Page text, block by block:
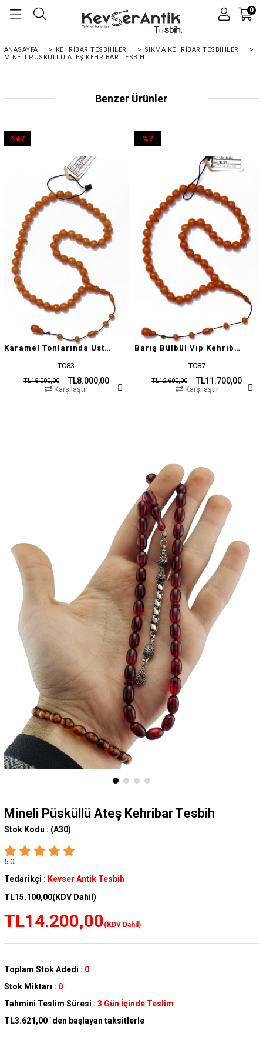
0
ANASAYFA > KEHRIBAR TESBIHLER > SIKMA KEHRİBAR TESBİHLER
>
MINELI PÜSKÜLLÜ ATEŞ KEHRIBAR TESBIH
Benzer Ürünler
Karamel Tonlarında Usta İşçilikli Tesbih
TC83
TL8.000,00
TL15.000,00
%47
Karşılaştır
Barış Bülbül Vip Kehribar Tesbih
TC87
TL11.700,00
TL12.600,00
%7
Karşılaştır
Mineli Püsküllü Ateş Kehribar Tesbih
Stok Kodu : (A30)
5.0
Tedarikçi : Kevser Antik Tesbih
TL15.100,00(KDV Dahil)
TL14.200,00(KDV Dahil)
Toplam Stok Adedi : 0
Stok Miktarı : 0
Tahmini Teslim Süresi : 3 Gün İçinde Teslim
TL3.621,00 `den başlayan taksitlerle